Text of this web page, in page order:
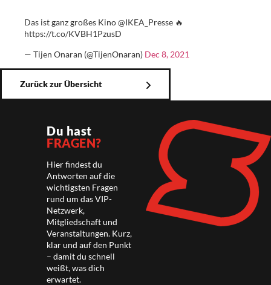
Das ist ganz großes Kino @IKEA_Presse 🔥
https://t.co/KVBH1PzusD
— Tijen Onaran (@TijenOnaran) Dec 8, 2021
Zurück zur Übersicht
Du hast
FRAGEN?
Hier findest du
Antworten auf die
wichtigsten Fragen
rund um das VIP-
Netzwerk,
Mitgliedschaft und
Veranstaltungen. Kurz,
klar und auf den Punkt
– damit du schnell
weißt, was dich
erwartet.